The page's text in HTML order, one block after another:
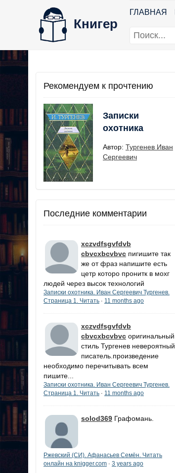
Книгер
ГЛАВНАЯ
Рекомендуем к прочтению
Записки
охотника
Автор: Тургенев Иван
Сергеевич
Последние комментарии
xczvdfsgvfdvb
cbvcxbcvbvc пигишите так
же от фраз напишите есть
цетр которо пронитк в мохг
людей через высок технологий
Записки охотника. Иван Сергеевич Тургенев.
Страница 1. Читать · 11 months ago
xczvdfsgvfdvb
cbvcxbcvbvc оригинальный
стиль Тургенев невероятный
писатель.произведение
необходимо перечитывать всем
пишите...
Записки охотника. Иван Сергеевич Тургенев.
Страница 1. Читать · 11 months ago
solod369 Графомань.
Ржевский (СИ). Афанасьев Семён. Читать
онлайн на knigger.com · 3 years ago